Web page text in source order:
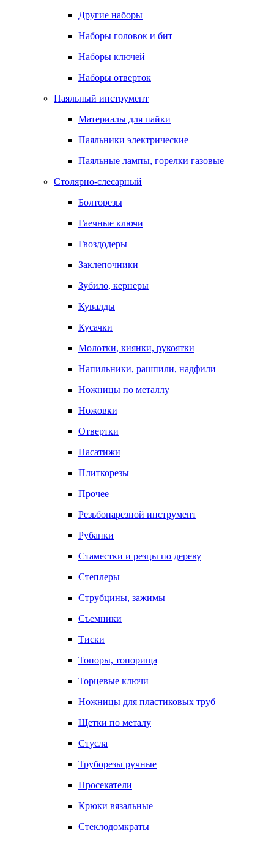
Другие наборы
Наборы головок и бит
Наборы ключей
Наборы отверток
Паяльный инструмент
Материалы для пайки
Паяльники электрические
Паяльные лампы, горелки газовые
Столярно-слесарный
Болторезы
Гаечные ключи
Гвоздодеры
Заклепочники
Зубило, кернеры
Кувалды
Кусачки
Молотки, киянки, рукоятки
Напильники, рашпили, надфили
Ножницы по металлу
Ножовки
Отвертки
Пасатижи
Плиткорезы
Прочее
Резьбонарезной инструмент
Рубанки
Стаместки и резцы по дереву
Степлеры
Струбцины, зажимы
Съемники
Тиски
Топоры, топорища
Торцевые ключи
Ножницы для пластиковых труб
Щетки по металу
Стусла
Труборезы ручные
Просекатели
Крюки вязальные
Стеклодомкраты